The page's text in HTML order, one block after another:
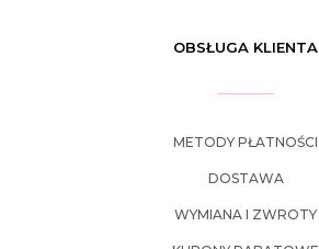
OBSŁUGA KLIENTA
METODY PŁATNOŚCI
DOSTAWA
WYMIANA I ZWROTY